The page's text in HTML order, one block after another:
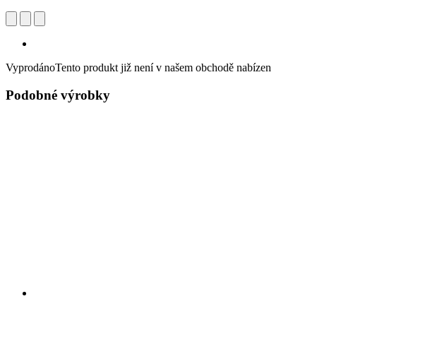
VyprodánoTento produkt již není v našem obchodě nabízen
Podobné výrobky